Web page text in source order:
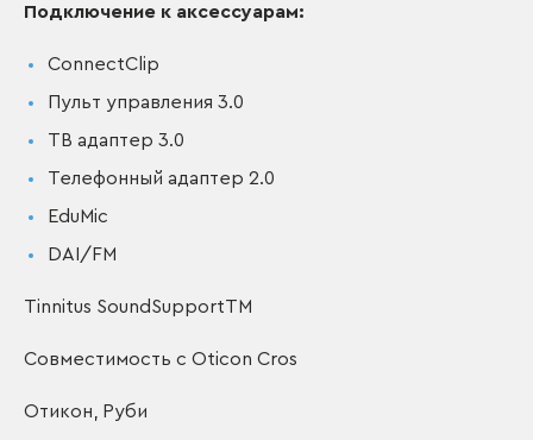
Подключение к аксессуарам:
ConnectClip
Пульт управления 3.0
ТВ адаптер 3.0
Телефонный адаптер 2.0
EduMic
DAI/FM
Tinnitus SoundSupportTM
Совместимость с Oticon Cros
Отикон, Руби